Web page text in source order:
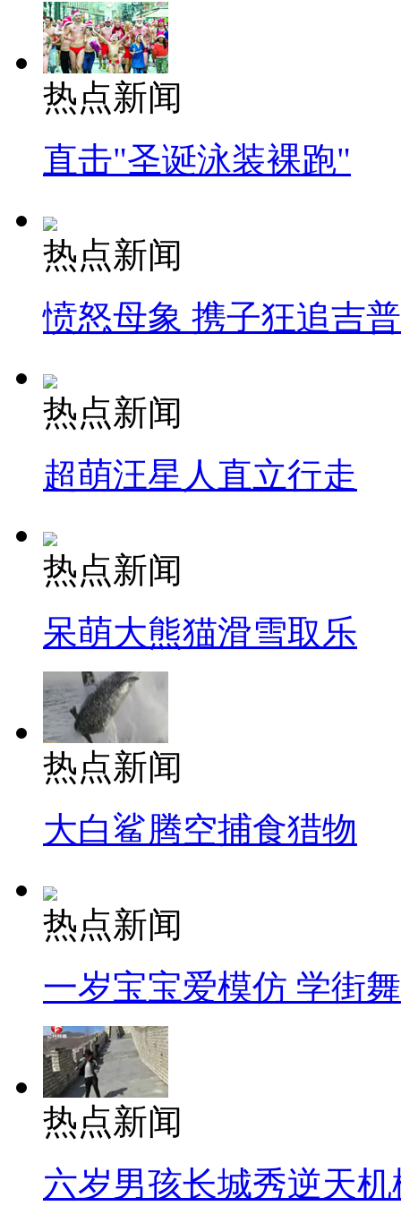
热点新闻
直击"圣诞泳装裸跑"
热点新闻
愤怒母象 携子狂追吉
热点新闻
超萌汪星人直立行走
热点新闻
呆萌大熊猫滑雪取乐
热点新闻
大白鲨腾空捕食猎物
热点新闻
一岁宝宝爱模仿 学街
热点新闻
六岁男孩长城秀逆天机